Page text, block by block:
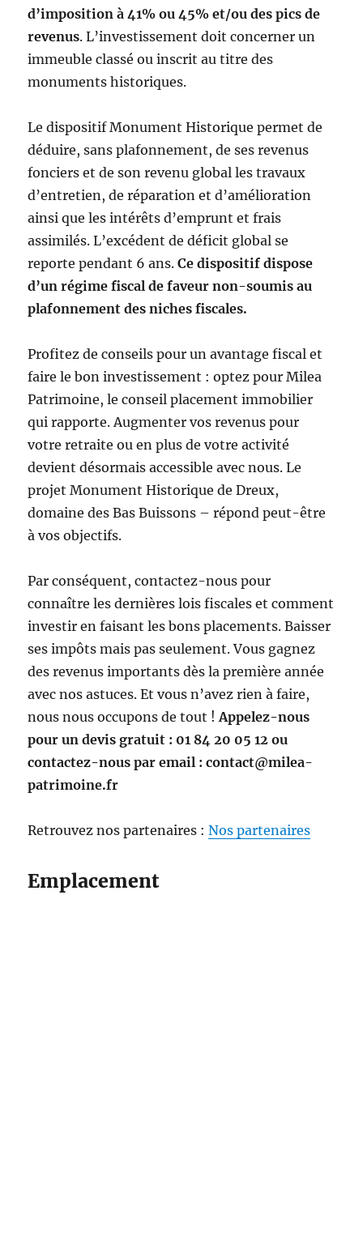
d’imposition à 41% ou 45% et/ou des pics de
revenus. L’investissement doit concerner un
immeuble classé ou inscrit au titre des
monuments historiques.
Le dispositif Monument Historique permet de
déduire, sans plafonnement, de ses revenus
fonciers et de son revenu global les travaux
d’entretien, de réparation et d’amélioration
ainsi que les intérêts d’emprunt et frais
assimilés. L’excédent de déficit global se
reporte pendant 6 ans.Ce dispositif dispose
d’un régime fiscal de faveur non-soumis au
plafonnement des niches fiscales.
Profitez de conseils pour un avantage fiscal et
faire le bon investissement : optez pour Milea
Patrimoine, le conseil placement immobilier
qui rapporte. Augmenter vos revenus pour
votre retraite ou en plus de votre activité
devient désormais accessible avec nous. Le
projet Monument Historique de Dreux,
domaine des Bas Buissons – répond peut-être
à vos objectifs.
Par conséquent, contactez-nous pour
connaître les dernières lois fiscales et comment
investir en faisant les bons placements. Baisser
ses impôts mais pas seulement. Vous gagnez
des revenus importants dès la première année
avec nos astuces. Et vous n’avez rien à faire,
nous nous occupons de tout ! Appelez-nous
pour un devis gratuit : 01 84 20 05 12 ou
contactez-nous par email : contact@milea-
patrimoine.fr
Retrouvez nos partenaires :Nos partenaires
Emplacement